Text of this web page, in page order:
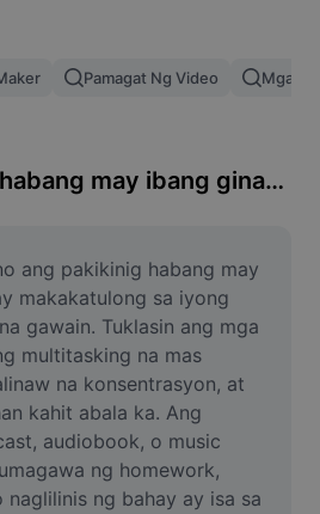
Pamagat Ng Video Mga
About pakikinig habang may ibang ginagawa
ang pakikinig habang may
makakatulong sa iyong
gawain. Tuklasin ang mga
multitasking na mas
na konsentrasyon, at
kahit abala ka. Ang
audiobook, o music
ng homework,
naglilinis ng bahay ay isa sa